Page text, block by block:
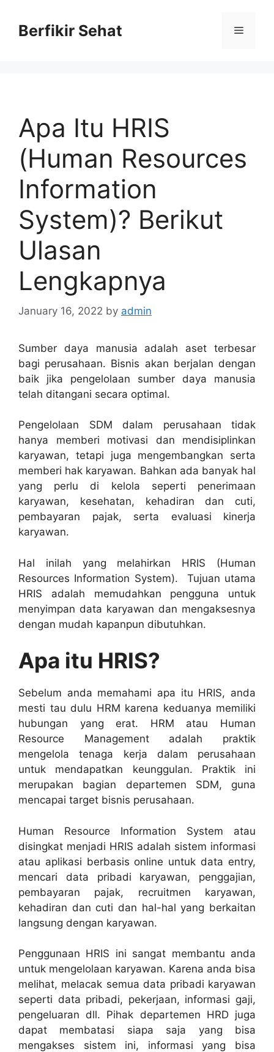
contentBerfikir Sehat Menu
Apa Itu HRIS
(Human Resources
Information
System)? Berikut
Ulasan
Lengkapnya
January 16, 2022 by admin
Sumber daya manusia adalah aset terbesar
bagi perusahaan. Bisnis akan berjalan dengan
baik jika pengelolaan sumber daya manusia
telah ditangani secara optimal.
Pengelolaan SDM dalam perusahaan tidak
hanya memberi motivasi dan mendisiplinkan
karyawan, tetapi juga mengembangkan serta
memberi hak karyawan. Bahkan ada banyak hal
yang perlu di kelola seperti penerimaan
karyawan, kesehatan, kehadiran dan cuti,
pembayaran pajak, serta evaluasi kinerja
karyawan.
Hal inilah yang melahirkan HRIS (Human
Resources Information System). Tujuan utama
HRIS adalah memudahkan pengguna untuk
menyimpan data karyawan dan mengaksesnya
dengan mudah kapanpun dibutuhkan.
Apa itu HRIS?
Sebelum anda memahami apa itu HRIS, anda
mesti tau dulu HRM karena keduanya memiliki
hubungan yang erat. HRM atau Human
Resource Management adalah praktik
mengelola tenaga kerja dalam perusahaan
untuk mendapatkan keunggulan. Praktik ini
merupakan bagian departemen SDM, guna
mencapai target bisnis perusahaan.
Human Resource Information System atau
disingkat menjadi HRIS adalah sistem informasi
atau aplikasi berbasis online untuk data entry,
mencari data pribadi karyawan, penggajian,
pembayaran pajak, recruitmen karyawan,
kehadiran dan cuti dan hal-hal yang berkaitan
langsung dengan karyawan.
Penggunaan HRIS ini sangat membantu anda
untuk mengelolaan karyawan. Karena anda bisa
melihat, melacak semua data pribadi karyawan
seperti data pribadi, pekerjaan, informasi gaji,
pengeluaran dll. Pihak departemen HRD juga
dapat membatasi siapa saja yang bisa
mengakses sistem ini, informasi yang bisa